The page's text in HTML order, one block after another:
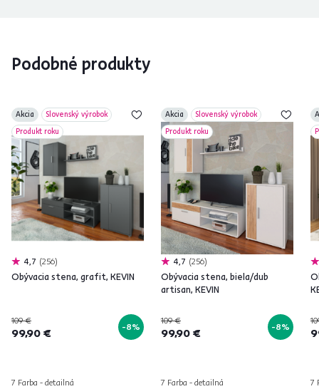
Podobné produkty
Akcia
Slovenský výrobok
Produkt roku
4,7 256
Obývacia stena, grafit, KEVIN
109 €
99,90 € -8%
7 Farba - detailná
Akcia
Slovenský výrobok
Produkt roku
4,7 256
Obývacia stena, biela/dub
artisan, KEVIN
109 €
99,90 € -8%
7 Farba - detailná 7